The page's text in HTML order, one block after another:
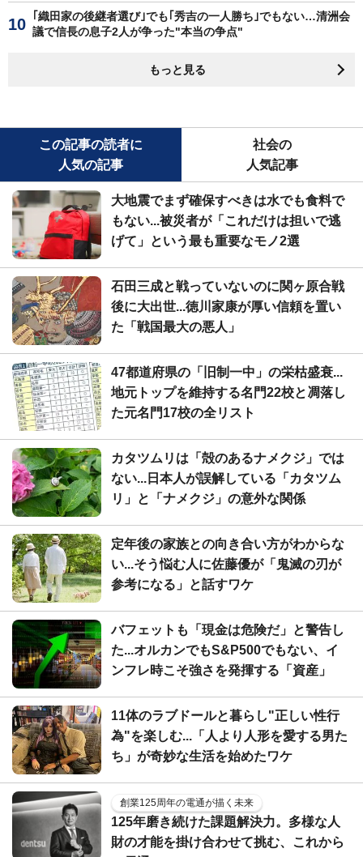
｢織田家の後継者選び｣でも｢秀吉の一人勝ち｣でもない…清洲会
議で信長の息子2人が争った"本当の争点"
もっと見る
この記事の読者に
人気の記事
社会の
人気記事
大地震でまず確保すべきは水でも食料で
もない...被災者が「これだけは担いで逃
げて」という最も重要なモノ2選
石田三成と戦っていないのに関ヶ原合戦
後に大出世...徳川家康が厚い信頼を置い
た「戦国最大の悪人」
47都道府県の「旧制一中」の栄枯盛衰...
地元トップを維持する名門22校と凋落し
た元名門17校の全リスト
カタツムリは「殻のあるナメクジ」では
ない...日本人が誤解している「カタツム
リ」と「ナメクジ」の意外な関係
定年後の家族との向き合い方がわからな
い...そう悩む人に佐藤優が「鬼滅の刃が
参考になる」と話すワケ
バフェットも「現金は危険だ」と警告し
た...オルカンでもS&P500でもない、イ
ンフレ時こそ強さを発揮する「資産」
11体のラブドールと暮らし"正しい性行
為"を楽しむ...「人より人形を愛する男た
ち」が奇妙な生活を始めたワケ
創業125周年の電通が描く未来
125年磨き続けた課題解決力。多様な人
財の才能を掛け合わせて挑む、これから